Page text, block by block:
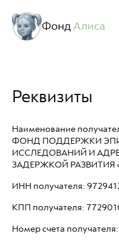
ФондАлиса
Реквизиты
Наименование
ФОНД ПОДДЕРЖКИ
ИССЛЕДОВАНИЙ И
ЗАДЕРЖКОЙ РАЗВИТИЯ
ИНН получателя:
КПП получателя:
Номер счета